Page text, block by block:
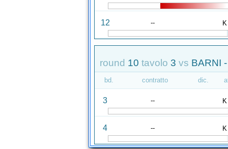
12 -- K
round 10 tavolo 3 vs BARNI
bd. contratto dic.
3 -- K
4 -- K